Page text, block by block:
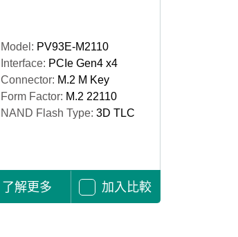
Model: PV93E-M2110
Interface: PCIe Gen4 x4
Connector: M.2 M Key
Form Factor: M.2 22110
NAND Flash Type: 3D TLC
了解更多 加入比較